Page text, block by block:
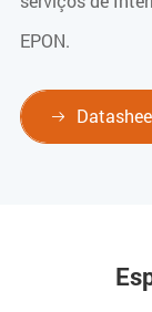
EPON.
